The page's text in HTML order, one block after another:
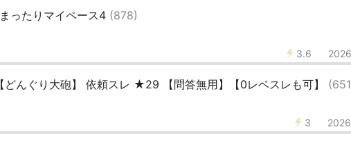
まったりマイペース4 (878)
3.6
【どんぐり大砲】 依頼スレ ★29 【問答無用】【0レベスレも可】
3